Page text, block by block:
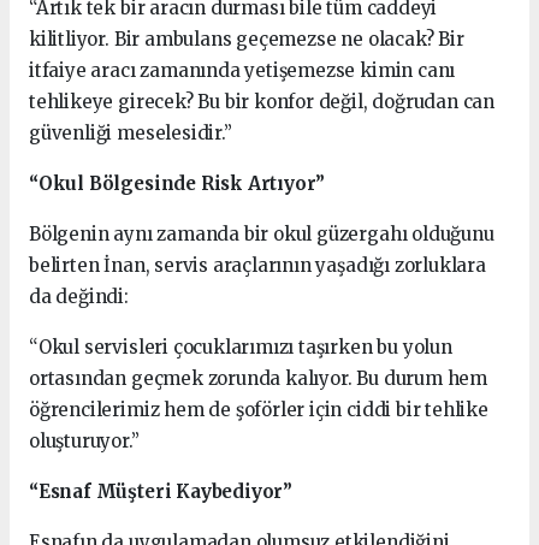
“Artık tek bir aracın durması bile tüm caddeyi
kilitliyor. Bir ambulans geçemezse ne olacak? Bir
itfaiye aracı zamanında yetişemezse kimin canı
tehlikeye girecek? Bu bir konfor değil, doğrudan can
güvenliği meselesidir.”
“Okul Bölgesinde Risk Artıyor”
Bölgenin aynı zamanda bir okul güzergahı olduğunu
belirten İnan, servis araçlarının yaşadığı zorluklara
da değindi:
“Okul servisleri çocuklarımızı taşırken bu yolun
ortasından geçmek zorunda kalıyor. Bu durum hem
öğrencilerimiz hem de şoförler için ciddi bir tehlike
oluşturuyor.”
“Esnaf Müşteri Kaybediyor”